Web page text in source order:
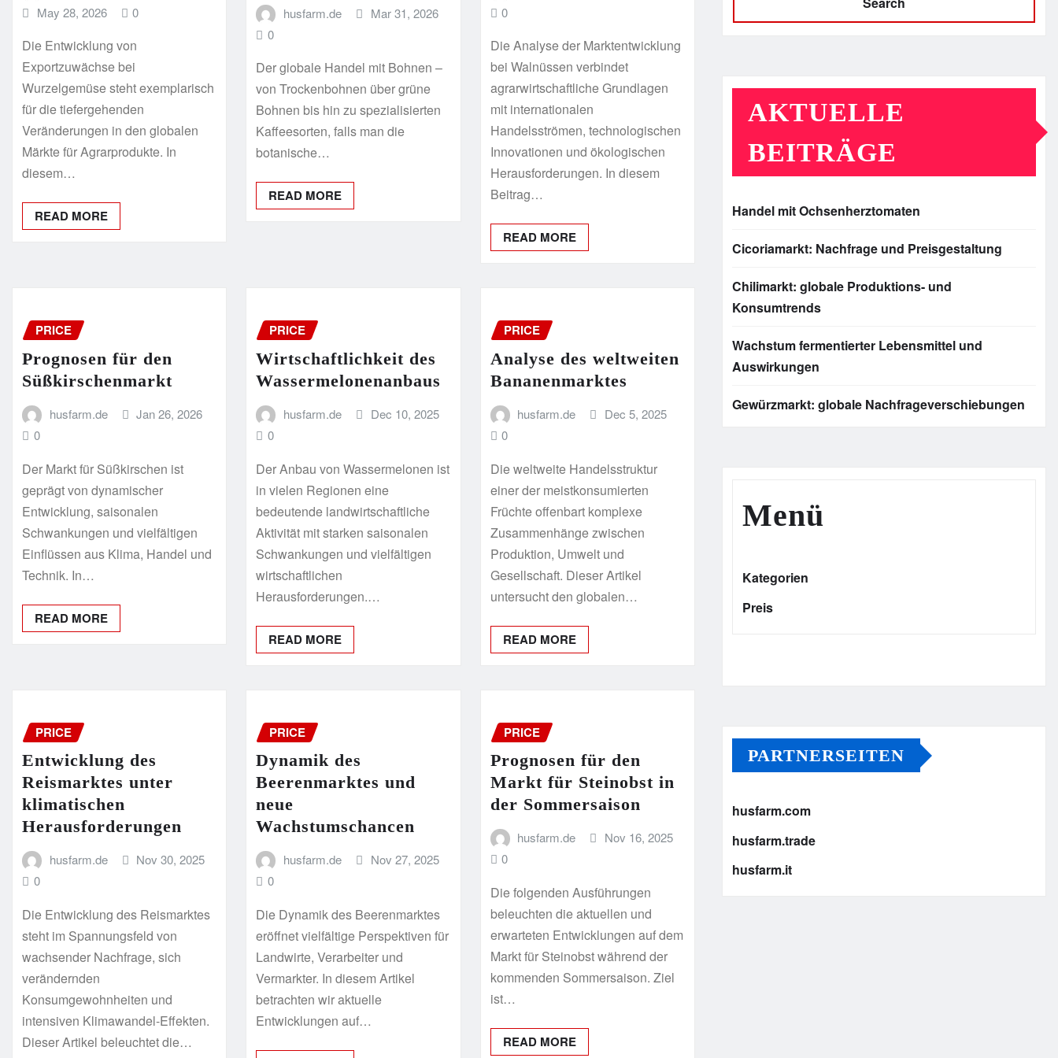
May 28, 2026
0
Die Entwicklung von
Exportzuwächse bei
Wurzelgemüse steht exemplarisch
für die tiefergehenden
Veränderungen in den globalen
Märkte für Agrarprodukte. In
diesem…
READ MORE
husfarm.de
Mar 31, 2026
0
Der globale Handel mit Bohnen –
von Trockenbohnen über grüne
Bohnen bis hin zu spezialisierten
Kaffeesorten, falls man die
botanische…
READ MORE
0
Die Analyse der Marktentwicklung
bei Walnüssen verbindet
agrarwirtschaftliche Grundlagen
mit internationalen
Handelsströmen, technologischen
Innovationen und ökologischen
Herausforderungen. In diesem
Beitrag…
READ MORE
PRICE
Prognosen für den
Süßkirschenmarkt
husfarm.de
Jan 26, 2026
0
Der Markt für Süßkirschen ist
geprägt von dynamischer
Entwicklung, saisonalen
Schwankungen und vielfältigen
Einflüssen aus Klima, Handel und
Technik. In…
READ MORE
PRICE
Wirtschaftlichkeit des
Wassermelonenanbaus
husfarm.de
Dec 10, 2025
0
Der Anbau von Wassermelonen ist
in vielen Regionen eine
bedeutende landwirtschaftliche
Aktivität mit starken saisonalen
Schwankungen und vielfältigen
wirtschaftlichen
Herausforderungen.…
READ MORE
PRICE
Analyse des weltweiten
Bananenmarktes
husfarm.de
Dec 5, 2025
0
Die weltweite Handelsstruktur
einer der meistkonsumierten
Früchte offenbart komplexe
Zusammenhänge zwischen
Produktion, Umwelt und
Gesellschaft. Dieser Artikel
untersucht den globalen…
READ MORE
PRICE
Entwicklung des
Reismarktes unter
klimatischen
Herausforderungen
husfarm.de
Nov 30, 2025
0
Die Entwicklung des Reismarktes
steht im Spannungsfeld von
wachsender Nachfrage, sich
verändernden
Konsumgewohnheiten und
intensiven Klimawandel-Effekten.
Dieser Artikel beleuchtet die…
PRICE
Dynamik des
Beerenmarktes und
neue
Wachstumschancen
husfarm.de
Nov 27, 2025
0
Die Dynamik des Beerenmarktes
eröffnet vielfältige Perspektiven für
Landwirte, Verarbeiter und
Vermarkter. In diesem Artikel
betrachten wir aktuelle
Entwicklungen auf…
PRICE
Prognosen für den
Markt für Steinobst in
der Sommersaison
husfarm.de
Nov 16, 2025
0
Die folgenden Ausführungen
beleuchten die aktuellen und
erwarteten Entwicklungen auf dem
Markt für Steinobst während der
kommenden Sommersaison. Ziel
ist…
READ MORE
AKTUELLE
BEITRÄGE
Handel mit Ochsenherztomaten
Cicoriamarkt: Nachfrage und Preisgestaltung
Chilimarkt: globale Produktions- und
Konsumtrends
Wachstum fermentierter Lebensmittel und
Auswirkungen
Gewürzmarkt: globale Nachfrageverschiebungen
Menü
Kategorien
Preis
PARTNERSEITEN
husfarm.com
husfarm.trade
husfarm.it